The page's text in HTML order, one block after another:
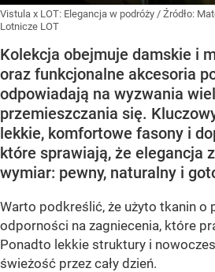
Vistula x LOT: Elegancja w podróży / Źródło:
Lotnicze LOT
Kolekcja obejmuje damskie i
oraz funkcjonalne akcesoria
odpowiadają na wyzwania
przemieszczania się.
lekkie, komfortowe fasony i
które sprawiają, że elegancja
wymiar: pewny, naturalny i
Warto podkreślić, że użyto tkanin o
odporności na zagniecenia, które
Ponadto lekkie struktury i
świeżość przez cały dzień.